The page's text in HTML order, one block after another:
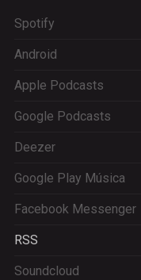
Spotify
Android
Apple Podcasts
Google Podcasts
Deezer
Google Play Música
Facebook Messenger
RSS
Soundcloud